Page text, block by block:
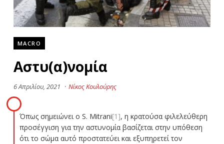
MACRO
Αστυ(α)νομία
6 Απριλίου, 2021 · Νίκος Κουλούρης
Όπως σημειώνει ο S. Mitrani[1], η κρατούσα φιλελεύθερη
προσέγγιση για την αστυνομία βασίζεται στην υπόθεση
ότι το σώμα αυτό προστατεύει και εξυπηρετεί τον